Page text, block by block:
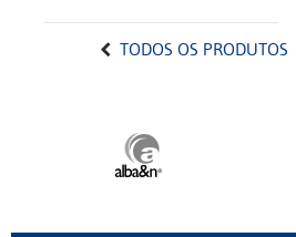
TODOS OS PRODUTOS